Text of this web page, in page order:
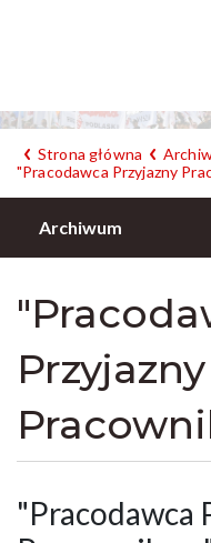
Strona główna
"Pracodawca Przyjazny
Archiwum
Przyjazny
"Pracodawca